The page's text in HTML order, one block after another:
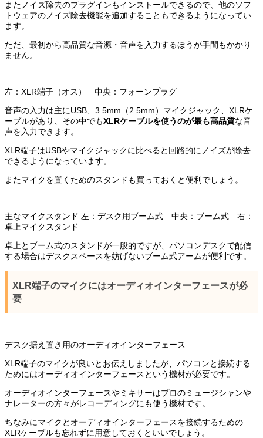
またノイズ除去のプラグインもインストールできるので、他のソフ
トウェアのノイズ除去機能を追加することもできるようになってい
ます。
ただ、最初から高品質な音源・音声を入力するほうが手間もかかり
ません。
左：XLR端子（オス） 中央：フォーンプラグ
音声の入力は主にUSB、3.5mm（2.5mm）マイクジャック、XLRケ
ーブルがあり、その中でもXLRケーブルを使うのが最も高品質な音
声を入力できます。
XLR端子はUSBやマイクジャックに比べると回路的にノイズが除去
できるようになっています。
またマイクを置くためのスタンドも買っておくと便利でしょう。
主なマイクスタンド 左：デスク用ブーム式 中央：ブーム式 右：
卓上マイクスタンド
卓上とブーム式のスタンドが一般的ですが、パソコンデスクで配信
する場合はデスクスペースを妨げないブーム式アームが便利です。
XLR端子のマイクにはオーディオインターフェースが必
要
デスク据え置き用のオーディオインターフェース
XLR端子のマイクが良いとお伝えしましたが、パソコンと接続する
ためにはオーディオインターフェースという機材が必要です。
オーディオインターフェースやミキサーはプロのミュージシャンや
ナレーターの方々がレコーディングにも使う機材です。
ちなみにマイクとオーディオインターフェースを接続するための
XLRケーブルも忘れずに用意しておくといいでしょう。